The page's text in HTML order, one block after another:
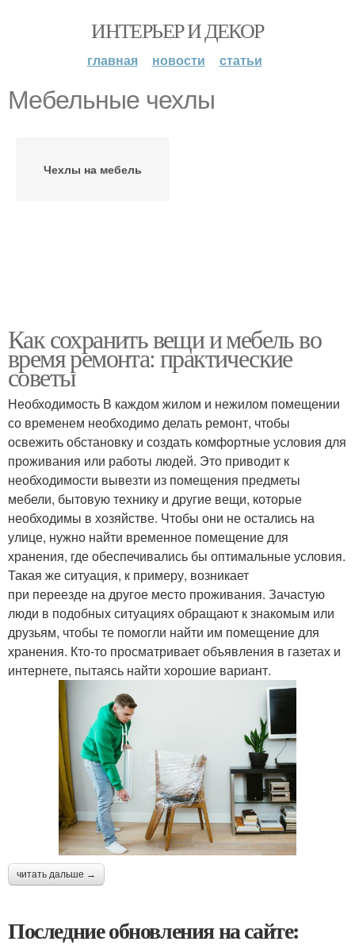
ИНТЕРЬЕР И ДЕКОР
главная новости статьи
Мебельные чехлы
Чехлы на мебель
Как сохранить вещи и мебель во
время ремонта: практические
советы
Необходимость В каждом жилом и нежилом помещении
со временем необходимо делать ремонт, чтобы
освежить обстановку и создать комфортные условия для
проживания или работы людей. Это приводит к
необходимости вывезти из помещения предметы
мебели, бытовую технику и другие вещи, которые
необходимы в хозяйстве. Чтобы они не остались на
улице, нужно найти временное помещение для
хранения, где обеспечивались бы оптимальные условия.
Такая же ситуация, к примеру, возникает
при переезде на другое место проживания. Зачастую
люди в подобных ситуациях обращают к знакомым или
друзьям, чтобы те помогли найти им помещение для
хранения. Кто-то просматривает объявления в газетах и
интернете, пытаясь найти хорошие вариант.
читать дальше →
Последние обновления на сайте: